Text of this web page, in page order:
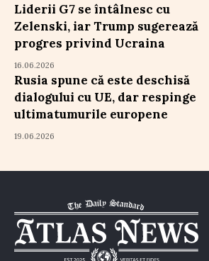
Liderii G7 se întâlnesc cu
Zelenski, iar Trump sugerează
progres privind Ucraina
16.06.2026
Rusia spune că este deschisă
dialogului cu UE, dar respinge
ultimatumurile europene
19.06.2026